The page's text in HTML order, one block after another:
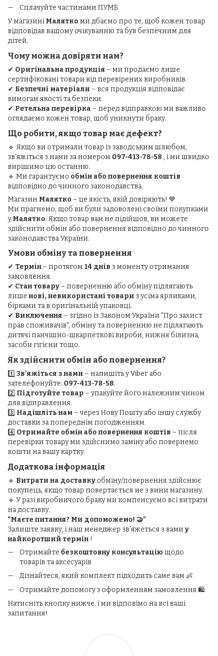
Сплачуйте частинами ПУМБ
У магазині Малятко ми дбаємо про те, щоб кожен товар
відповідав вашому очікуванню та був безпечним для
дітей.
Чому можна довіряти нам?
✔ Оригінальна продукція – ми продаємо лише
сертифіковані товари від перевірених виробників.
✔ Безпечні матеріали – вся продукція відповідає
вимогам якості та безпеки.
✔ Ретельна перевірка – перед відправкою ми важливо
оглядаємо кожен товар, щоб уникнути браку.
Що робити, якщо товар має дефект?
🔹 Якщо ви отримали товар із заводським шлюбом,
зв'яжіться з нами за номером 097-413-78-58 , і ми швидко
вирішимо цю останню.
🔹 Ми гарантуємо обмін або повернення коштів
відповідно до чинного законодавства.
Магазин Малятко – це якість, якій довіряють! 💙
Ми прагнемо, щоб ви були задоволені своїми покупками
уМалятко. Якщо товар вам не підійшов, ви можете
здійснити обмін або повернення відповідно до чинного
законодавства України.
Умови обміну та повернення
✔ Термін – протягом 14 днів з моменту отримання
замовлення.
✔ Стан товару – поверненню або обміну підлягають
лише нові, невикористані товари з усіма ярликами,
бірками та в оригінальній упаковці.
✔ Виключення – згідно із Законом України "Про захист
прав споживачів", обміну та поверненню не підлягають
дитячі панчішно-шкарпеткові вироби, нижня білизна,
засоби гігієни тощо.
Як здійснити обмін або повернення?
1️⃣ Зв’яжіться з нами – напишіть у Viber або
зателефонуйте: 097-413-78-58.
2️⃣ Підготуйте товар – упакуйте його належним чином
для відправлення.
3️⃣ Надішліть нам – через Нову Пошту або іншу службу
доставки за попереднім погодженням.
4️⃣ Отримайте обмін або повернення коштів – після
перевірки товару ми здійснимо заміну або повернемо
кошти на вашу картку.
Додаткова інформація
🔹 Витрати на доставкуобміну/повернення здійснює
покупець, якщо товар повертається не з вини магазину.
🔹 У разі виробничого браку ми компенсуємо всі витрати
на доставку.
"Маєте питання? Ми допоможемо! 🤝"
Залиште заявку, і наш менеджер зв’яжеться з вами у
найкоротший термін !
Отримайте безкоштовну консультацію щодо
товарів та аксесуарів
Дізнайтеся, який комплект підходить саме вам 👶
Отримайте допомогу з оформленням замовлення 🛍️
Натисніть кнопку нижче, і ми відповімо на всі ваші
запитання!